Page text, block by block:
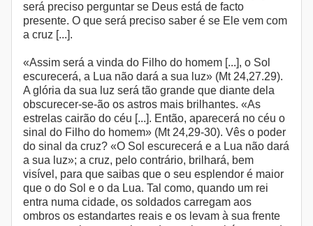
será preciso perguntar se Deus está de facto
presente. O que será preciso saber é se Ele vem com
a cruz [...].
«Assim será a vinda do Filho do homem [...], o Sol
escurecerá, a Lua não dará a sua luz» (Mt 24,27.29).
A glória da sua luz será tão grande que diante dela
obscurecer-se-ão os astros mais brilhantes. «As
estrelas cairão do céu [...]. Então, aparecerá no céu o
sinal do Filho do homem» (Mt 24,29-30). Vês o poder
do sinal da cruz? «O Sol escurecerá e a Lua não dará
a sua luz»; a cruz, pelo contrário, brilhará, bem
visível, para que saibas que o seu esplendor é maior
que o do Sol e o da Lua. Tal como, quando um rei
entra numa cidade, os soldados carregam aos
ombros os estandartes reais e os levam à sua frente